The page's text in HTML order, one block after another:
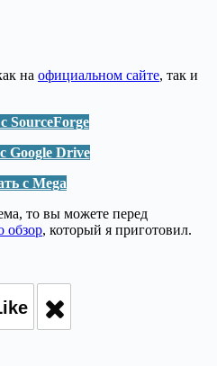
на официальном сайте, так и
SourceForge
Google Drive
с Mega
то вы можете перед
обзор, который я приготовил.